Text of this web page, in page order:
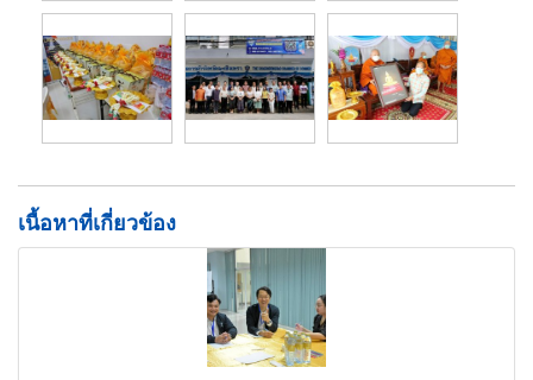
เนื้อหาที่เกี่ยวข้อง